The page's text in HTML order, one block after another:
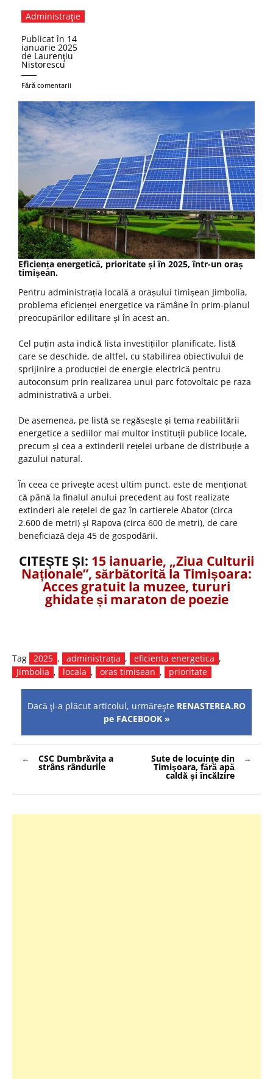
Administraţie
Publicat în 14
ianuarie 2025
de Laurenţiu
Nistorescu
Fără comentarii
Eficiența energetică, prioritate și în 2025, într-un oraș
timișean.
Pentru administrația locală a orașului timișean Jimbolia,
problema eficienței energetice va rămâne în prim-planul
preocupărilor edilitare și în acest an.
Cel puțin asta indică lista investițiilor planificate, listă
care se deschide, de altfel, cu stabilirea obiectivului de
sprijinire a producției de energie electrică pentru
autoconsum prin realizarea unui parc fotovoltaic pe raza
administrativă a urbei.
De asemenea, pe listă se regăsește și tema reabilitării
energetice a sediilor mai multor instituții publice locale,
precum și cea a extinderii rețelei urbane de distribuție a
gazului natural.
În ceea ce privește acest ultim punct, este de menționat
că până la finalul anului precedent au fost realizate
extinderi ale rețelei de gaz în cartierele Abator (circa
2.600 de metri) și Rapova (circa 600 de metri), de care
beneficiază deja 45 de gospodării.
CITEȘTE ȘI: 15 ianuarie, „Ziua Culturii
Naționale”, sărbătorită la Timișoara:
Acces gratuit la muzee, tururi
ghidate și maraton de poezie
Tag 2025 , administrația , eficienta energetica ,
Jimbolia , locala , oras timisean , prioritate
Dacă ţi-a plăcut articolul, urmăreşte RENASTEREA.RO
pe FACEBOOK »
Navigare
în
articole
CSC Dumbrăvița a
strâns rândurile
Sute de locuinţe din
Timişoara, fără apă
caldă şi încălzire